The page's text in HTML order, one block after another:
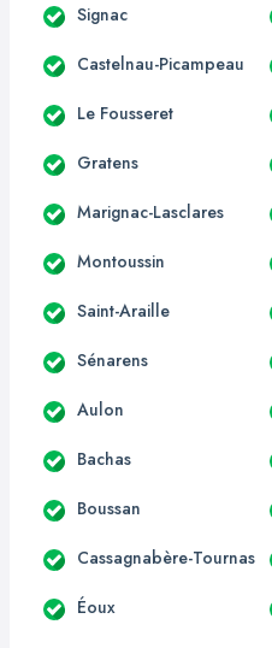
Signac
Castelnau-Picampeau
Le Fousseret
Gratens
Marignac-Lasclares
Montoussin
Saint-Araille
Sénarens
Aulon
Bachas
Boussan
Cassagnabère-Tournas
Éoux